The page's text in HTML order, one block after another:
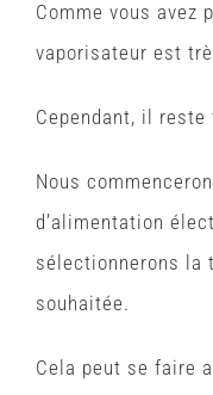
Comme vous avez
vaporisateur est
Cependant, il
Nous
d’alimentation
sélectionnerons la
souhaitée.
Cela peut se faire